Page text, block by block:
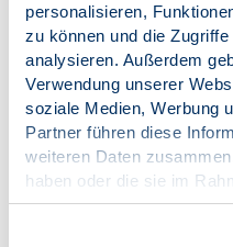
personalisieren,
zu können und die
analysieren. Außerdem
Verwendung unserer
soziale Medien, Werbung
Partner führen diese
weiteren Daten
haben oder die sie im
gesammelt haben.
Ergänzend weist der BDP
Vorbereitungen auf Krieg
die Normalisierung von
Verstärkung von
gesellschaftlicher und
der Folge mit Spaltungen
Hiergeht es zum IUPsyS-